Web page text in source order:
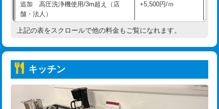
持込商品取付（浄水器・分岐水栓） 16,500円
持込商品取付（温水洗浄便座） 22,000円
持込商品取付（普通便座⇔温水洗浄便
22,000円
給水管工事※（ホール加工)
給水管工事※（バンド止め) 3,300円
追加 高圧洗浄機使用/3m超え（店
舗・法人）
+5,500円/ｍ
高度高圧洗浄換 現地調査
トーラー機使用/3mまで
追加トーラー機使用/3m超え +3,300円
上記の表をスクロールで他の料金もご覧になれます。
キッチン